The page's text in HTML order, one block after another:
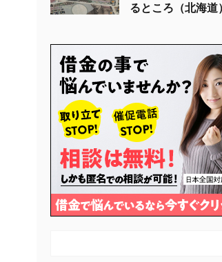
るところ（北海道）